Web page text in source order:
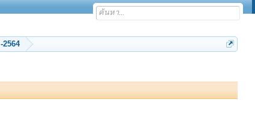
ร่วมบริจาค ค่า Hosting ของเว็บพลังจิต ปี 2552 ...2558 -2559 -2560 - 2561 -2564